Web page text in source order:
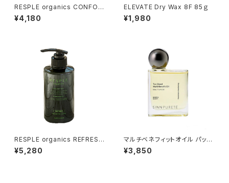
RESPLE organics CONFOR
T SKIN OIL 30ml
¥4,180
ELEVATE Dry Wax 8F 85ｇ
¥1,980
RESPLE organics REFRESH
TREATMENT 400g
¥5,280
マルチベネフィットオイル パッシ
ョネートアウェイクニング
¥3,850